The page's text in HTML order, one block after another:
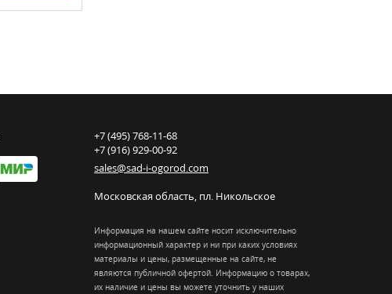
+7 (495) 768-11-68
+7 (916) 929-00-92
sales@sad-i-ogorod.com
Московская область, пл. Никольcкое
Информация на нашем сайте носит исключительно
информационный характер и ни при каких условиях
материалы и цены, размещенные на сайте, не
являются публичной офертой. Информацию о товарах,
их наличие и цены вы можете уточнить у наших